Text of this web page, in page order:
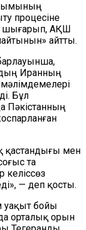
процесіне
шығарып, АҚШ
айтты.
Иранның
Бұл
Пәкістанның
мен
та
келіссөз
— деп қосты.
уақыт бойы
орталық орын